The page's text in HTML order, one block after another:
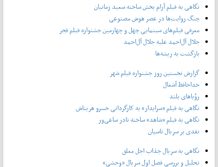
نگاهی به فیلم آرام بخش ساخته سعید زمانیان
جنگ روایت‌ها در عصر هوش مصنوعی
معرفی فیلم‌های سینمایی چهل‌ و چهارمین جشنواره فیلم فجر
جلال آل‌احمد علیه جلال آل‌‌احمد
بازگشت به ریشه‌ها
گزارش نخستین روز جشنواره فیلم شهر
خداحافظ آشغال
رؤیاهای بلند
نگاهی به فیلم «سرایدار» به کارگردانی خسرو هریتاش
نگاهی به فیلم «شاهد» ساخته نادر ساعی‌ور
نقدی بر سریال تاسیان
نگاهی به سریال جذاب اجل معلق
تحلیل و بررسی فصل اول سریال «وحشی»